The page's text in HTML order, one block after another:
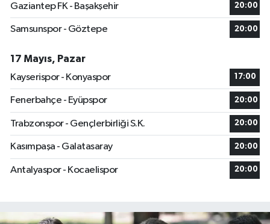
Gaziantep FK - Başakşehir 20:00
Samsunspor - Göztepe 20:00
17 Mayıs, Pazar
Kayserispor - Konyaspor
17:00
Fenerbahçe - Eyüpspor 20:00
Trabzonspor - Gençlerbirliği S.K. 20:00
Kasımpaşa - Galatasaray 20:00
Antalyaspor - Kocaelispor 20:00